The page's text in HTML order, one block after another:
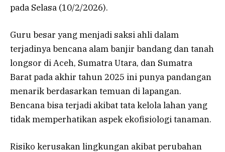
pada Selasa (10/2/2026).
Guru besar yang menjadi saksi ahli dalam
terjadinya bencana alam banjir bandang dan tanah
longsor di Aceh, Sumatra Utara, dan Sumatra
Barat pada akhir tahun 2025 ini punya pandangan
menarik berdasarkan temuan di lapangan.
Bencana bisa terjadi akibat tata kelola lahan yang
tidak memperhatikan aspek ekofisiologi tanaman.
Risiko kerusakan lingkungan akibat perubahan